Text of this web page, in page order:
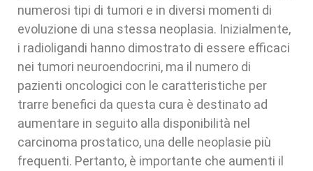
numerosi tipi di tumori e in diversi momenti di
evoluzione di una stessa neoplasia. Inizialmente,
i radioligandi hanno dimostrato di essere efficaci
nei tumori neuroendocrini, ma il numero di
pazienti oncologici con le caratteristiche per
trarre benefici da questa cura è destinato ad
aumentare in seguito alla disponibilità nel
carcinoma prostatico, una delle neoplasie più
frequenti. Pertanto, è importante che aumenti il